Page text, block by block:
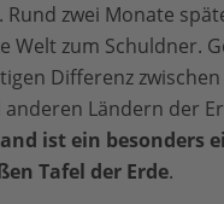
zwei Monate
Welt zum Schuldner.
Differenz zwischen
Ländern der
ist ein besonders
Tafel der Erde.